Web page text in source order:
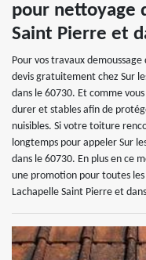
pour nettoyage
Saint Pierre et
Pour vos travaux
devis gratuitement chez Sur
dans le 60730. Et comme
durer et stables afin de
nuisibles. Si votre toiture
longtemps pour appeler Sur
dans le 60730. En plus en ce
une promotion pour toutes
Lachapelle Saint Pierre et